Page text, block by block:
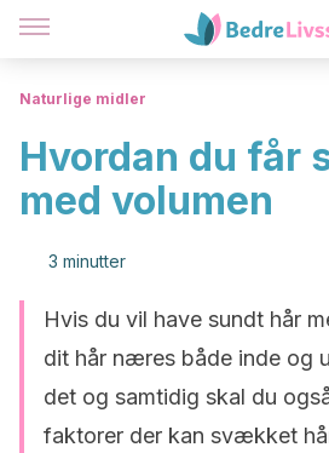
Naturlige midler
Hvordan du får
med volumen
3 minutter
Hvis du vil have sundt hår
dit hår næres både inde og
det og samtidig skal du
faktorer der kan svækket